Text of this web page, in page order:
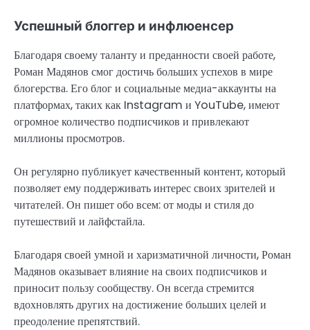
Успешный блоггер и инфлюенсер
Благодаря своему таланту и преданности своей работе,
Роман Мадянов смог достичь больших успехов в мире
блогерства. Его блог и социальные медиа-аккаунты на
платформах, таких как Instagram и YouTube, имеют
огромное количество подписчиков и привлекают
миллионы просмотров.
Он регулярно публикует качественный контент, который
позволяет ему поддерживать интерес своих зрителей и
читателей. Он пишет обо всем: от моды и стиля до
путешествий и лайфстайла.
Благодаря своей умной и харизматичной личности, Роман
Мадянов оказывает влияние на своих подписчиков и
приносит пользу сообществу. Он всегда стремится
вдохновлять других на достижение больших целей и
преодоление препятствий.